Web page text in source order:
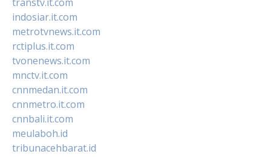
indosiar.it.com
metrotvnews.it.com
rctiplus.it.com
tvonenews.it.com
mnctv.it.com
cnnmedan.it.com
cnnmetro.it.com
cnnbali.it.com
meulaboh.id
tribunacehbarat.id